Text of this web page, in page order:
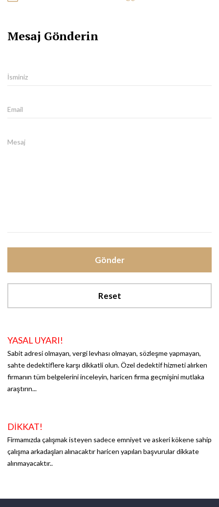
Mesaj Gönderin
İsminiz
Email
Mesaj
Gönder
Reset
YASAL UYARI!
Sabit adresi olmayan, vergi levhası olmayan, sözleşme yapmayan,
sahte dedektiflere karşı dikkatli olun. Özel dedektif hizmeti alırken
firmanın tüm belgelerini inceleyin, haricen firma geçmişini mutlaka
araştırın...
DİKKAT!
Firmamızda çalışmak isteyen sadece emniyet ve askeri kökene sahip
çalışma arkadaşları alınacaktır haricen yapılan başvurular dikkate
alınmayacaktır..